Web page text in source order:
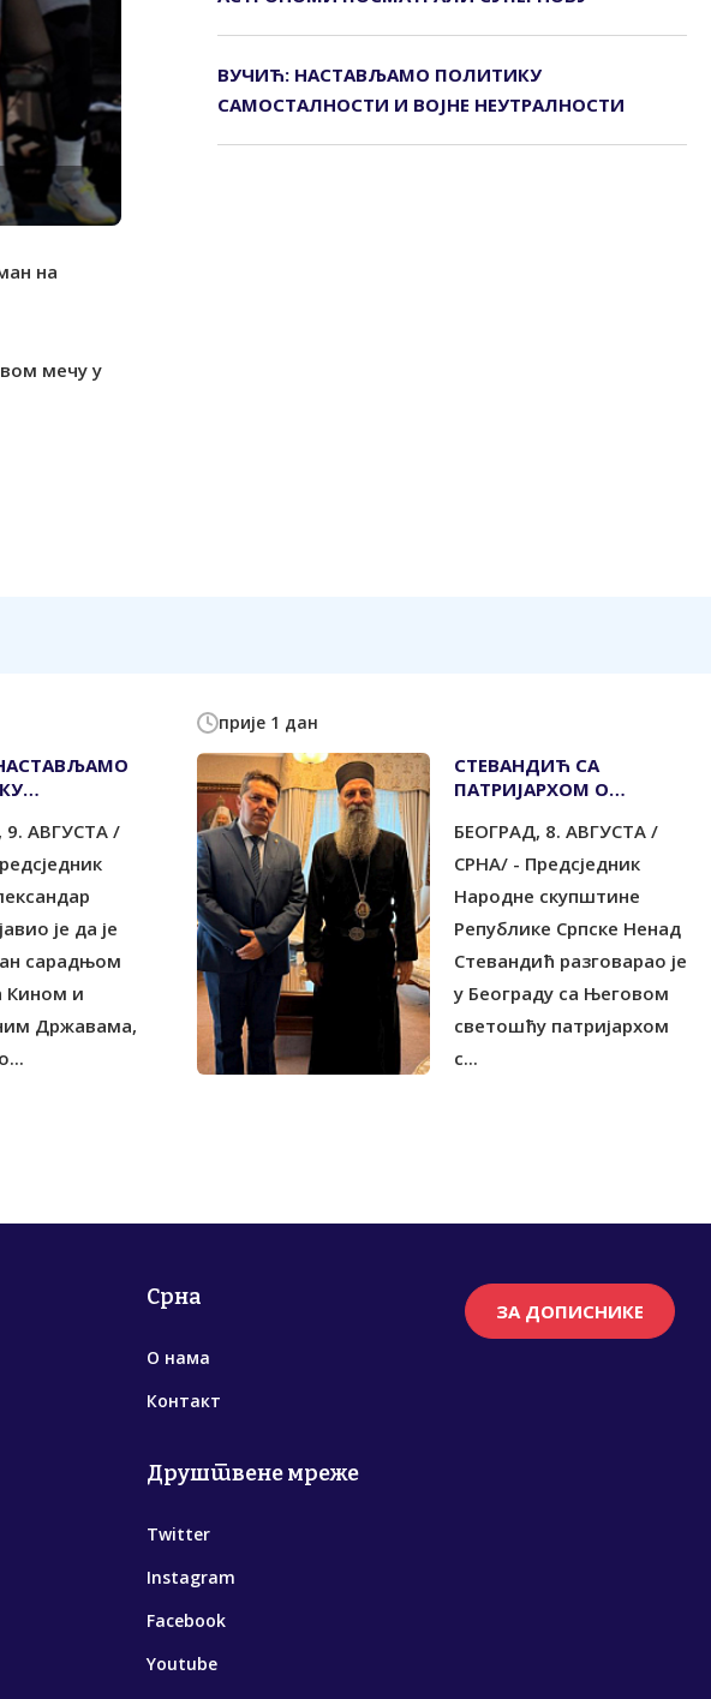
на
мечу у
ВУЧИЋ: НАСТАВЉАМО ПОЛИТИКУ
САМОСТАЛНОСТИ И ВОЈНЕ НЕУТРАЛНОСТИ
9. АВГУСТА /
је да је
сарадњом
Кином и
Државама,
прије 1 дан
СТЕВАНДИЋ СА
ПАТРИЈАРХОМ О
ПИТАЊИМА
БЕОГРАД, 8. АВГУСТА /
СРНА/ - Предсједник
Народне скупштине
Републике Српске Ненад
Стевандић разговарао је
у Београду са Његовом
светошћу патријархом
с...
Срна
О нама
Контакт
Друштвене мреже
Twitter
Instagram
Facebook
Youtube
ЗА ДОПИСНИКЕ